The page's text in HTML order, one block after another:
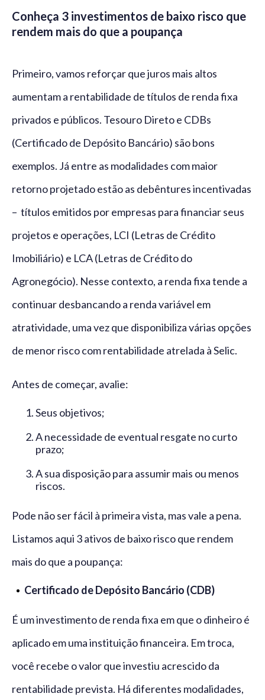
Conheça 3 investimentos de baixo risco que
rendem mais do que a poupança
Primeiro, vamos reforçar que juros mais altos
aumentam a rentabilidade de títulos de renda fixa
privados e públicos. Tesouro Direto e CDBs
(Certificado de Depósito Bancário) são bons
exemplos. Já entre as modalidades com maior
retorno projetado estão as debêntures incentivadas
– títulos emitidos por empresas para financiar seus
projetos e operações, LCI (Letras de Crédito
Imobiliário) e LCA (Letras de Crédito do
Agronegócio). Nesse contexto, a renda fixa tende a
continuar desbancando a renda variável em
atratividade, uma vez que disponibiliza várias opções
de menor risco com rentabilidade atrelada à Selic.
Antes de começar, avalie:
Seus objetivos;
A necessidade de eventual resgate no curto
prazo;
A sua disposição para assumir mais ou menos
riscos.
Pode não ser fácil à primeira vista, mas vale a pena.
Listamos aqui 3 ativos de baixo risco que rendem
mais do que a poupança:
Certificado de Depósito Bancário (CDB)
É um investimento de renda fixa em que o dinheiro é
aplicado em uma instituição financeira. Em troca,
você recebe o valor que investiu acrescido da
rentabilidade prevista. Há diferentes modalidades,